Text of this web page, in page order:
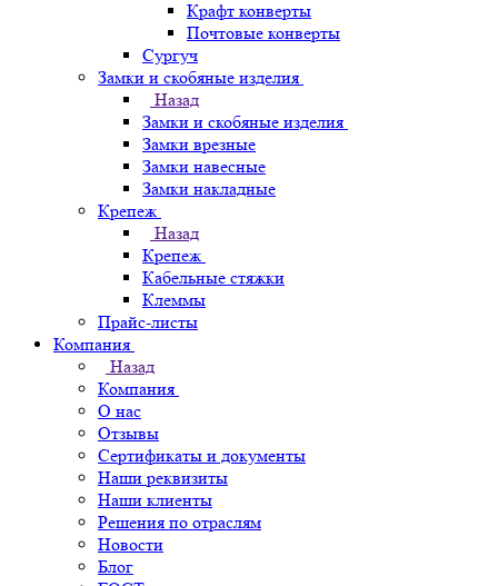
Крафт конверты
Почтовые конверты
Сургуч
Замки и скобяные изделия
Назад
Замки и скобяные изделия
Замки врезные
Замки навесные
Замки накладные
Крепеж
Назад
Крепеж
Кабельные стяжки
Клеммы
Прайс-листы
Компания
Назад
Компания
О нас
Отзывы
Сертификаты и документы
Наши реквизиты
Наши клиенты
Решения по отраслям
Новости
Блог